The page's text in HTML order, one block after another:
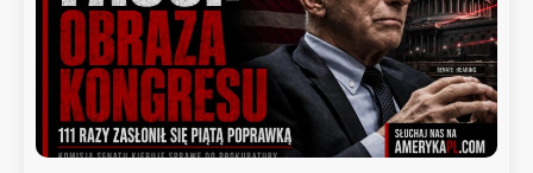
n
i
ż
s
z
y
d
e
n
t